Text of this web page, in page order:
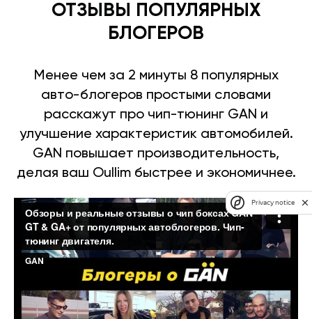
ОТЗЫВЫ ПОПУЛЯРНЫХ
БЛОГЕРОВ
Менее чем за 2 минуты 8 популярных
авто-блогеров простыми словами
расскажут про чип-тюнинг GAN и
улучшение характеристик автомобилей.
GAN повышает производительность,
делая ваш Oullim быстрее и экономичнее.
Privacy notice